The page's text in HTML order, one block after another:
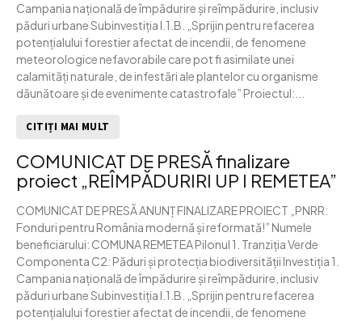
Campania națională de împădurire și reîmpădurire, inclusiv
păduri urbane Subinvestiția I.1.B. „Sprijin pentru refacerea
potențialului forestier afectat de incendii, de fenomene
meteorologice nefavorabile care pot fi asimilate unei
calamități naturale, de infestări ale plantelor cu organisme
dăunătoare și de evenimente catastrofale” Proiectul:...
CITIȚI MAI MULT
COMUNICAT DE PRESĂ finalizare
proiect „REÎMPĂDURIRI UP I REMETEA”
COMUNICAT DE PRESĂ ANUNȚ FINALIZARE PROIECT „PNRR:
Fonduri pentru România modernă și reformată!” Numele
beneficiarului: COMUNA REMETEA Pilonul 1. Tranziția Verde
Componenta C2: Păduri și protecția biodiversității Investiția 1.
Campania națională de împădurire și reîmpădurire, inclusiv
păduri urbane Subinvestiția I.1.B. „Sprijin pentru refacerea
potențialului forestier afectat de incendii, de fenomene